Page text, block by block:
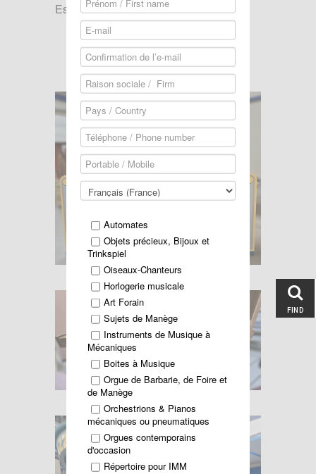
Automates
Objets précieux, Bijoux et
Trinkspiel
Oiseaux-Chanteurs
Horlogerie musicale
Art Forain
Sujets de Manège
Instruments de Musique à
Mécaniques
Boites à Musique
Orgue de Barbarie, de Foire et
de Manège
Orchestrions & Pianos
mécaniques ou pneumatiques
Orgues contemporains
d'occasion
Répertoire pour IMM
FIND
Estimation 3000/5000 €
DETAILS sur DEMANDE